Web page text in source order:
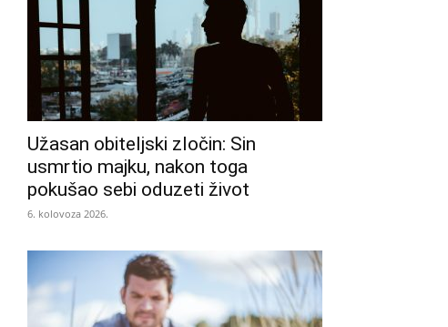
Užasan obiteljski zločin: Sin
usmrtio majku, nakon toga
pokušao sebi oduzeti život
6. kolovoza 2026.